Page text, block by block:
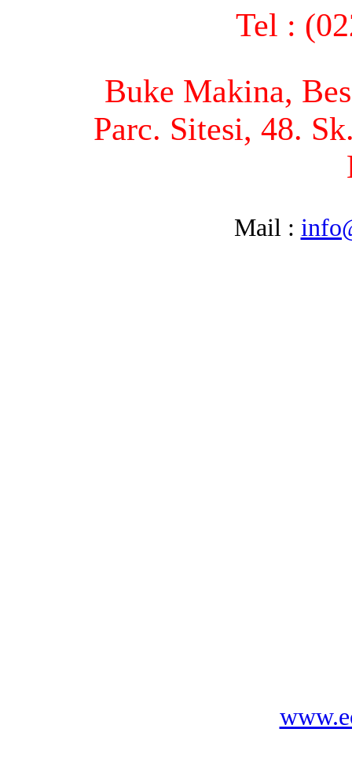
Tel :
Buke Makina,
Parc. Sitesi, 48.
Mail :